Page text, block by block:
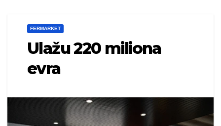
FERMARKET
Ulažu 220 miliona
evra